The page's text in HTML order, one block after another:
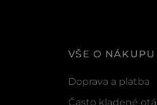
VŠE O NÁKUPU
Doprava a platba
Často kladené